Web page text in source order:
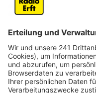
Beitragssystem
Prozent.
Rhein-Erft: Jobcenter
Bedburg
Im Rhein-
digitale Kommunikation.
nur noch über sichere
Kontakt über Telefon,
bleibt weiter möglich.